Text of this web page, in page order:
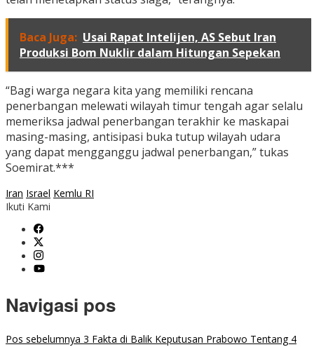
Baca Juga: Usai Rapat Intelijen, AS Sebut Iran
Produksi Bom Nuklir dalam Hitungan Sepekan
“Bagi warga negara kita yang memiliki rencana
penerbangan melewati wilayah timur tengah agar selalu
memeriksa jadwal penerbangan terakhir ke maskapai
masing-masing, antisipasi buka tutup wilayah udara
yang dapat mengganggu jadwal penerbangan,” tukas
Soemirat.***
Iran Israel Kemlu RI
Ikuti Kami
Navigasi pos
Pos sebelumnya 3 Fakta di Balik Keputusan Prabowo Tentang 4